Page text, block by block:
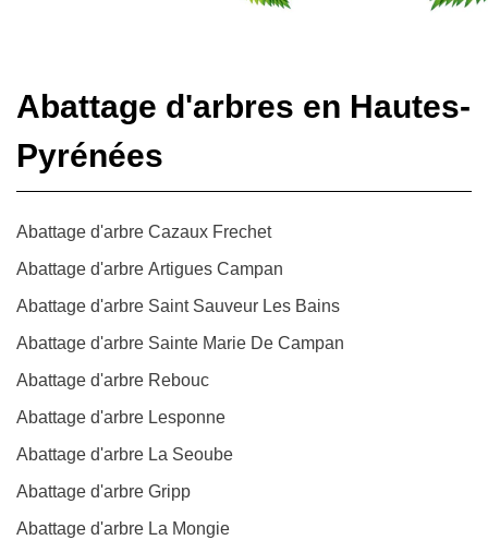
Abattage d'arbres en Hautes-
Pyrénées
Abattage d'arbre Cazaux Frechet
Abattage d'arbre Artigues Campan
Abattage d'arbre Saint Sauveur Les Bains
Abattage d'arbre Sainte Marie De Campan
Abattage d'arbre Rebouc
Abattage d'arbre Lesponne
Abattage d'arbre La Seoube
Abattage d'arbre Gripp
Abattage d'arbre La Mongie